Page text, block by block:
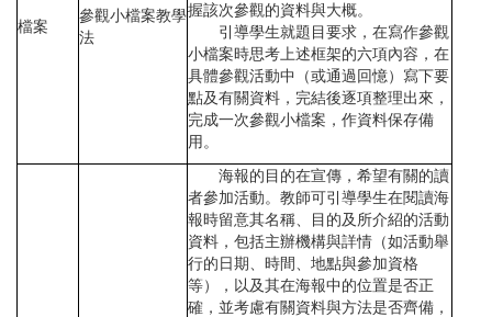
檔案
參觀小檔案教學
法
握該次參觀的資料與大概。
引導學生就題目要求，在寫作參觀
小檔案時思考上述框架的六項內容，在
具體參觀活動中（或通過回憶）寫下要
點及有關資料，完結後逐項整理出來，
完成一次參觀小檔案，作資料保存備
用。
海報的目的在宣傳，希望有關的讀
者參加活動。教師可引導學生在閱讀海
報時留意其名稱、目的及所介紹的活動
資料，包括主辦機構與詳情（如活動舉
行的日期、時間、地點與參加資格
等），以及其在海報中的位置是否正
確，並考慮有關資料與方法是否齊備，